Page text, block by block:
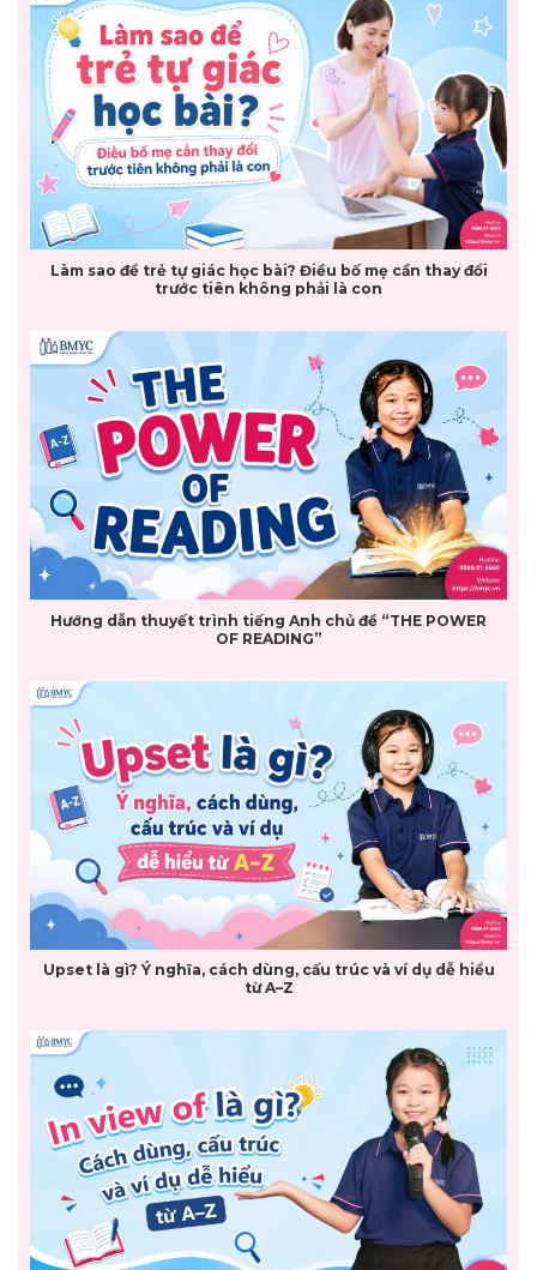
Làm sao để trẻ tự giác học bài? Điều bố mẹ cần thay đổi
trước tiên không phải là con
Hướng dẫn thuyết trình tiếng Anh chủ đề “THE POWER
OF READING”
Upset là gì? Ý nghĩa, cách dùng, cấu trúc và ví dụ dễ hiểu
từ A–Z